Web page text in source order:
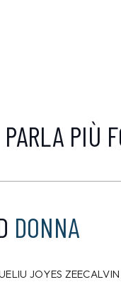
PIÙ
DONNA
LIU JOYES ZEE